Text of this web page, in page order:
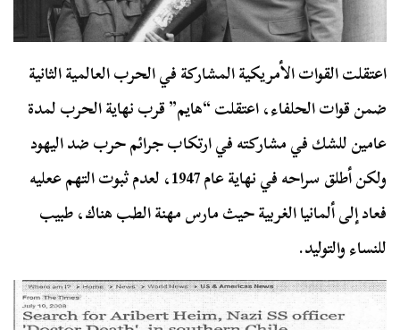
اعتقلت القوات الأمريكية المشاركة في الحرب العالمية الثانية
ضمن قوات الحلفاء، اعتقلت “هايم” قرب نهاية الحرب لمدة
عامين للشك في مشاركته في ارتكاب جرائم حرب ضد اليهود
ولكن أطلق سراحه في نهاية عام 1947، لعدم ثبوت التهم ععليه
فعاد إلى ألمانيا الغربية حيث مارس مهنة الطب هناك، طبيب
للنساء والتوليد.